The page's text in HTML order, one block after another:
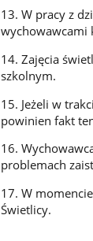
13. W pracy z
wychowawcami
14. Zajęcia
szkolnym.
15. Jeżeli w
powinien fakt
16.
problemach
17. W
Świetlicy.